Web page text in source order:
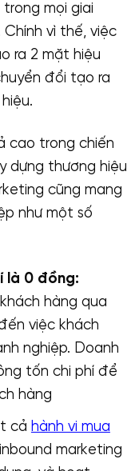
mọi giai
vì thế, việc
ra 2 mặt hiệu
đổi tạo ra
cao trong chiến
dựng thương hiệu
cũng mang
như một số
là 0 đồng:
hàng qua
việc khách
nghiệp. Doanh
tốn chi phí để
hàng
cả hành vi mua
marketing